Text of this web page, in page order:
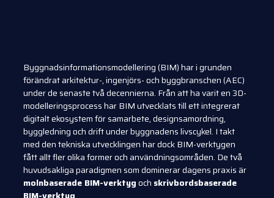
Byggnadsinformationsmodellering (BIM) har i grunden
förändrat arkitektur-, ingenjörs- och byggbranschen (AEC)
under de senaste två decennierna. Från att ha varit en 3D-
modelleringsprocess har BIM utvecklats till ett integrerat
digitalt ekosystem för samarbete, designsamordning,
byggledning och drift under byggnadens livscykel. I takt
med den tekniska utvecklingen har dock BIM-verktygen
fått allt fler olika former och användningsområden. De två
huvudsakliga paradigmen som dominerar dagens praxis är
molnbaserade BIM-verktygoch skrivbordsbaserade